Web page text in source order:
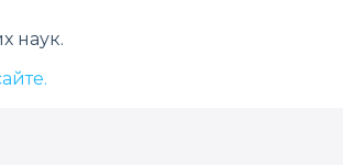
наук.